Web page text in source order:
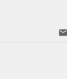
email